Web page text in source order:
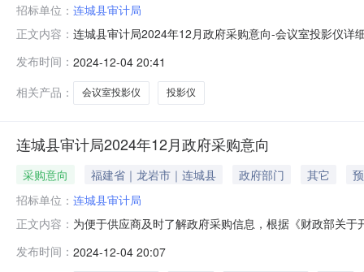
招标单位： 连城县审计局
正文内容： 连城县审计局2024年12月政府采购意向-会议室投影仪详
时间：2024-12备注：无本次公开的采购意向是本单位政
发布时间： 2024-12-04 20:41
相关产品：
会议室投影仪 投影仪
连城县审计局2024年12月政府采购意向
采购意向 福建省｜龙岩市｜连城县 政府部门 其它
招标单位： 连城县审计局
正文内容： 为便于供应商及时了解政府采购信息，根据《财政部关
(VPN)设备采购数量：1台主要功能或目标：防火墙需满
发布时间： 2024-12-04 20:07